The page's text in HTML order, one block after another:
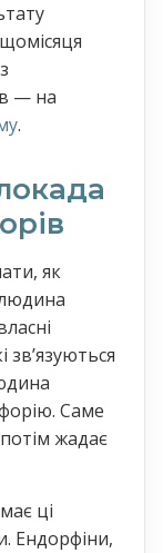
— на
.
як
звʼязуються
Саме
жадає
ці
Ендорфіни,